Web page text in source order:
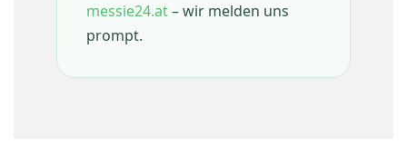
messie24.at– wir melden uns
prompt.